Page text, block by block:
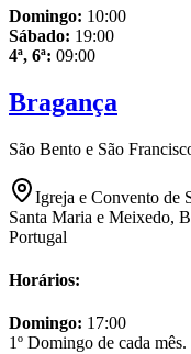
Domingo: 10:00
Sábado: 19:00
4ª, 6ª: 09:00
Bragança
São Bento e São
Igreja e Convento de
Santa Maria e Meixedo,
Portugal
Horários:
Domingo: 17:00
1º Domingo de cada mês.